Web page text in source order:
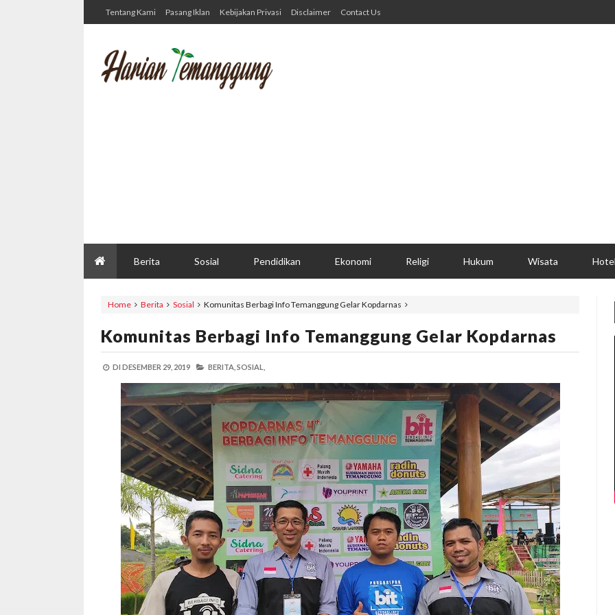
Tentang Kami Pasang Iklan Kebijakan Privasi Disclaimer Contact Us
Berita Sosial Pendidikan Ekonomi Religi Hukum Wisata Hotel
Home Berita Sosial Komunitas Berbagi Info Temanggung Gelar Kopdarnas
Komunitas Berbagi Info Temanggung Gelar Kopdarnas
DI DESEMBER 29, 2019 BERITA, SOSIAL,